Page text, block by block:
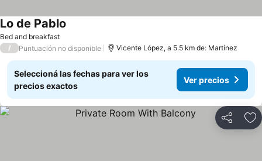
Bed and breakfast
Lo de Pablo
/ Puntuación no disponible Vicente López, a 5.5 km de: Martínez
Seleccioná las fechas para ver los
precios exactos
Ver precios
Compartir